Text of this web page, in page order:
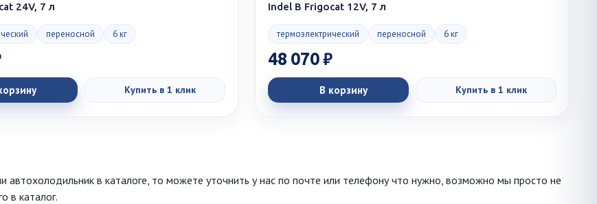
24V, 7 л
переносной 6 кг
Купить в 1 клик
Indel B Frigocat 12V, 7 л
термоэлектрический переносной 6 кг
48 070 ₽
В корзину Купить в 1 клик
автохолодильник в каталоге, то можете уточнить у нас по почте или телефону что нужно, возможно мы просто не
в каталог.